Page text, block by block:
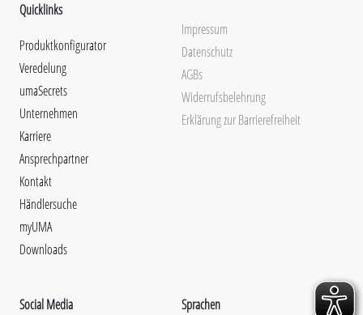
Quicklinks
Produktkonfigurator
Veredelung
umaSecrets
Unternehmen
Karriere
Ansprechpartner
Kontakt
Händlersuche
myUMA
Downloads
Impressum
Datenschutz
AGBs
Widerrufsbelehrung
Erklärung zur Barrierefreiheit
Social Media
Sprachen